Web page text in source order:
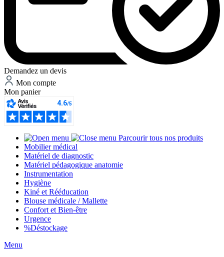
Demandez un devis
Mon compte
Mon panier
Parcourir tous nos produits
Mobilier médical
Matériel de diagnostic
Matériel pédagogique anatomie
Instrumentation
Hygiène
Kiné et Rééducation
Blouse médicale / Mallette
Confort et Bien-être
Urgence
%Déstockage
Menu